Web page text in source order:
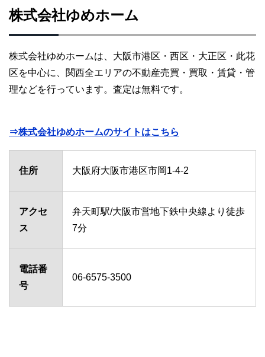
株式会社ゆめホーム
株式会社ゆめホームは、大阪市港区・西区・大正区・此花
区を中心に、関西全エリアの不動産売買・買取・賃貸・管
理などを行っています。査定は無料です。
⇒株式会社ゆめホームのサイトはこちら
住所 大阪府大阪市港区市岡1-4-2
アクセ
ス
弁天町駅/大阪市営地下鉄中央線より徒歩
7分
電話番
号
06-6575-3500